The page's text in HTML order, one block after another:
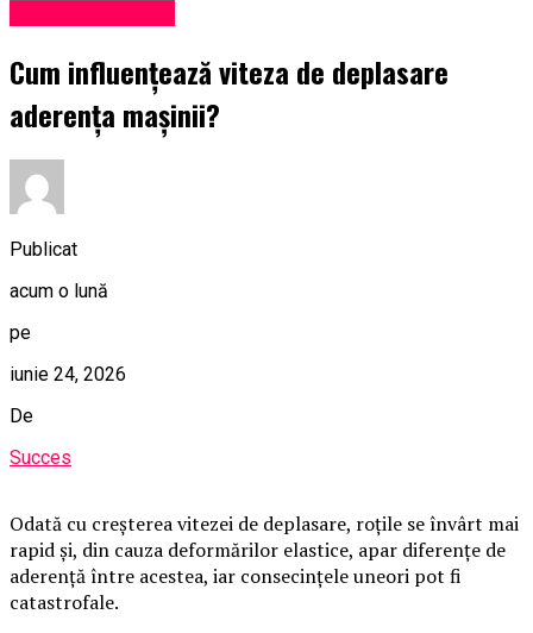
Cum influențează viteza de deplasare
aderența mașinii?
Publicat
acum o lună
pe
iunie 24, 2026
De
Succes
Odată cu creșterea vitezei de deplasare, roțile se învârt mai
rapid și, din cauza deformărilor elastice, apar diferențe de
aderență între acestea, iar consecințele uneori pot fi
catastrofale.